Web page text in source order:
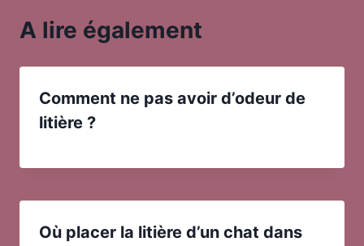
A lire également
Comment ne pas avoir d’odeur de
litière ?
Où placer la litière d’un chat dans